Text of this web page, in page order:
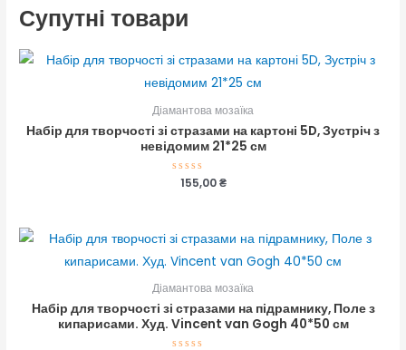
Супутні товари
Діамантова мозаїка
Набір для творчості зі стразами на картоні 5D, Зустріч з
невідомим 21*25 см
Оцінено
155,00₴
Діамантова мозаїка
Набір для творчості зі стразами на підрамнику, Поле з
кипарисами. Худ. Vincent van Gogh 40*50 см